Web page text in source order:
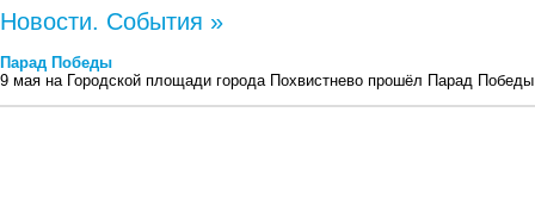
Новости. События »
Парад Победы
9 мая на Городской площади города Похвистнево прошёл Парад Победы